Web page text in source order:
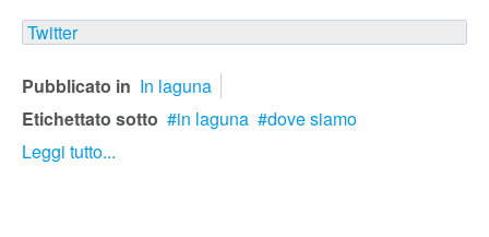
Twitter
Pubblicato in In laguna
Etichettato sotto
in laguna
dove siamo
Leggi tutto...